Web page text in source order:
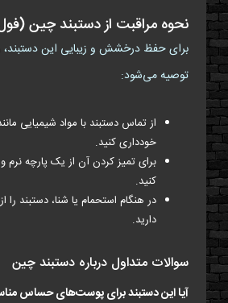
نحوه مراقبت از دستبند چین
برای حفظ درخشش و زیبایی این دستبند،
توصیه می‌شود:
از تماس دستبند با مواد شیمیایی
خودداری کنید.
برای تمیز کردن آن از یک پارچه
کنید.
در هنگام استحمام یا شنا، دستبند را
دارید.
سوالات متداول درباره دستبند چین
آیا این دستبند برای پوست‌های حساس